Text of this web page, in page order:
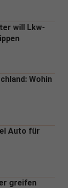
will Lkw-
Wohin
Auto für
greifen